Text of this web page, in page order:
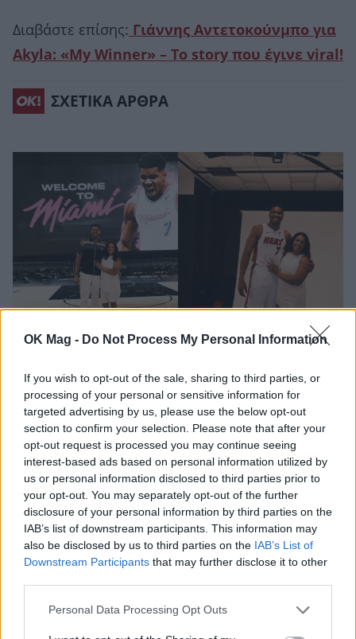
OK Mag - Do Not Process My Personal Information
If you wish to opt-out of the sale, sharing to third parties, or
processing of your personal or sensitive information for
targeted advertising by us, please use the below opt-out
section to confirm your selection. Please note that after your
opt-out request is processed you may continue seeing
interest-based ads based on personal information utilized by
us or personal information disclosed to third parties prior to
your opt-out. You may separately opt-out of the further
disclosure of your personal information by third parties on the
IAB’s list of downstream participants. This information may
also be disclosed by us to third parties on the IAB’s List of
Downstream Participants that may further disclose it to other
Personal Data Processing Opt Outs
Διαβάστε επίσης: Γιάννης Αντετοκούνμπο για
Akyla: «My Winner» – Το story που έγινε viral!
ΣΧΕΤΙΚΑ ΑΡΘΡΑ
ευχήθηκε καλή αρχή στους Μαϊάμι Χιτ με
έναν ιδιαίτερο τρόπο